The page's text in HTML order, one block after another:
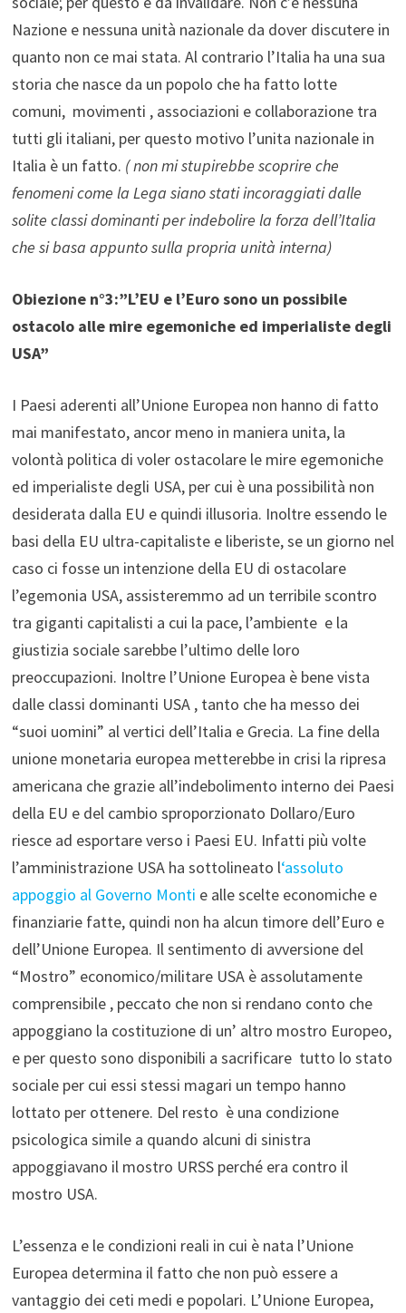
Nazione e nessuna unità nazionale da dover discutere in
quanto non ce mai stata. Al contrario l’Italia ha una sua
storia che nasce da un popolo che ha fatto lotte
comuni, movimenti , associazioni e collaborazione tra
tutti gli italiani, per questo motivo l’unita nazionale in
Italia è un fatto. ( non mi stupirebbe scoprire che
fenomeni come la Lega siano stati incoraggiati dalle
solite classi dominanti per indebolire la forza dell’Italia
che si basa appunto sulla propria unità interna)
Obiezione n°3:”L’EU e l’Euro sono un possibile
ostacolo alle mire egemoniche ed imperialiste degli
USA”
I Paesi aderenti all’Unione Europea non hanno di fatto
mai manifestato, ancor meno in maniera unita, la
volontà politica di voler ostacolare le mire egemoniche
ed imperialiste degli USA, per cui è una possibilità non
desiderata dalla EU e quindi illusoria. Inoltre essendo le
basi della EU ultra-capitaliste e liberiste, se un giorno nel
caso ci fosse un intenzione della EU di ostacolare
l’egemonia USA, assisteremmo ad un terribile scontro
tra giganti capitalisti a cui la pace, l’ambiente e la
giustizia sociale sarebbe l’ultimo delle loro
preoccupazioni. Inoltre l’Unione Europea è bene vista
dalle classi dominanti USA , tanto che ha messo dei
“suoi uomini” al vertici dell’Italia e Grecia. La fine della
unione monetaria europea metterebbe in crisi la ripresa
americana che grazie all’indebolimento interno dei Paesi
della EU e del cambio sproporzionato Dollaro/Euro
riesce ad esportare verso i Paesi EU. Infatti più volte
l’amministrazione USA ha sottolineato l‘assoluto
appoggio al Governo Monti e alle scelte economiche e
finanziarie fatte, quindi non ha alcun timore dell’Euro e
dell’Unione Europea. Il sentimento di avversione del
“Mostro” economico/militare USA è assolutamente
comprensibile , peccato che non si rendano conto che
appoggiano la costituzione di un’ altro mostro Europeo,
e per questo sono disponibili a sacrificare tutto lo stato
sociale per cui essi stessi magari un tempo hanno
lottato per ottenere. Del resto è una condizione
psicologica simile a quando alcuni di sinistra
appoggiavano il mostro URSS perché era contro il
mostro USA.
L’essenza e le condizioni reali in cui è nata l’Unione
Europea determina il fatto che non può essere a
vantaggio dei ceti medi e popolari. L’Unione Europea,